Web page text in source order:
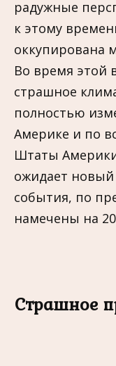
радужные
к этому
оккупирована
Во время этой
страшное
полностью
Америке и по
Штаты
ожидает
события, по
намечены на
Страшное